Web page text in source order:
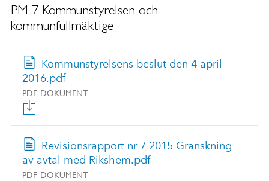
PM 7 Kommunstyrelsen och
kommunfullmäktige
Kommunstyrelsens beslut den 4 april
2016.pdf
PDF-DOKUMENT
Revisionsrapport nr 7 2015 Granskning
av avtal med Rikshem.pdf
PDF-DOKUMENT